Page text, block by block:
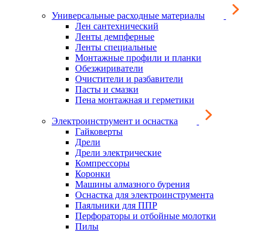
Универсальные расходные материалы
Лен сантехнический
Ленты демпферные
Ленты специальные
Монтажные профили и планки
Обезжириватели
Очистители и разбавители
Пасты и смазки
Пена монтажная и герметики
Электроинструмент и оснастка
Гайковерты
Дрели
Дрели электрические
Компрессоры
Коронки
Машины алмазного бурения
Оснастка для электроинструмента
Паяльники для ППР
Перфораторы и отбойные молотки
Пилы